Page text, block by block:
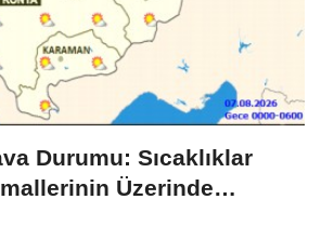
Durumu: Sıcaklıklar
Üzerinde